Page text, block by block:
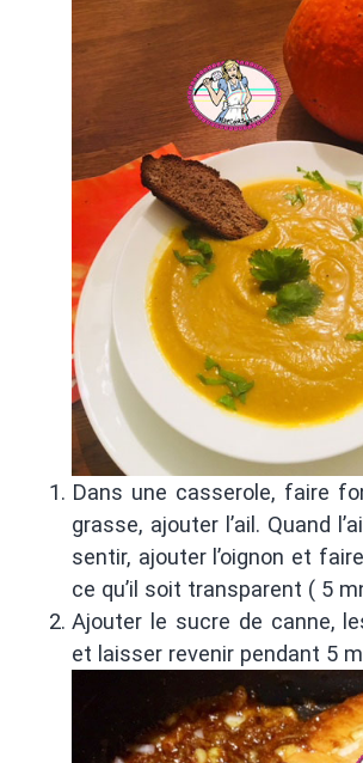
Dans une casserole, faire
grasse, ajouter l’ail. Quand
sentir, ajouter l’oignon et
ce qu’il soit transparent ( 5
Ajouter le sucre de canne,
et laisser revenir pendant 5